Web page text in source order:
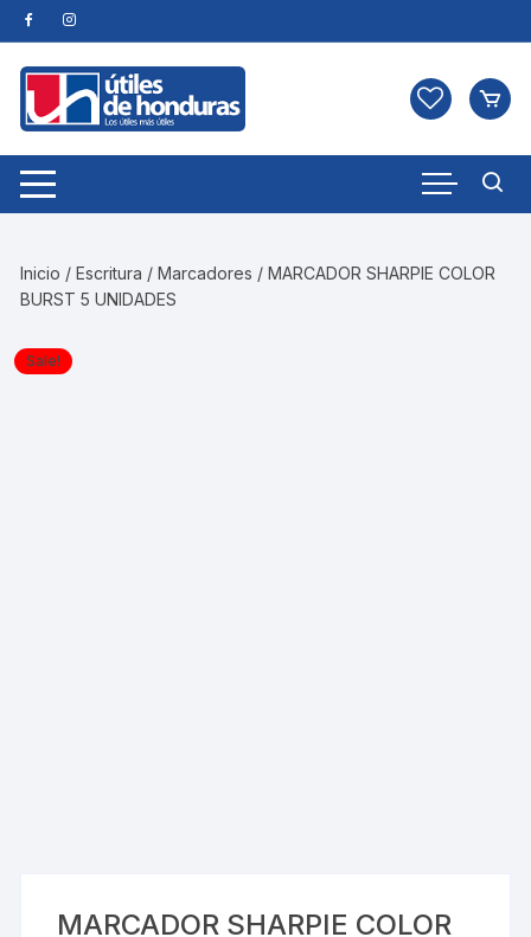
Skip
to
content
Inicio /Escritura /Marcadores / MARCADOR SHARPIE COLOR
BURST 5 UNIDADES
Sale!
MARCADOR SHARPIE COLOR